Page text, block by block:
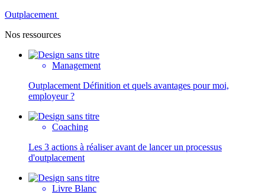
Outplacement
Nos ressources
Management
Outplacement Définition et quels avantages pour moi,
employeur ?
Coaching
Les 3 actions à réaliser avant de lancer un processus
d'outplacement
Livre Blanc